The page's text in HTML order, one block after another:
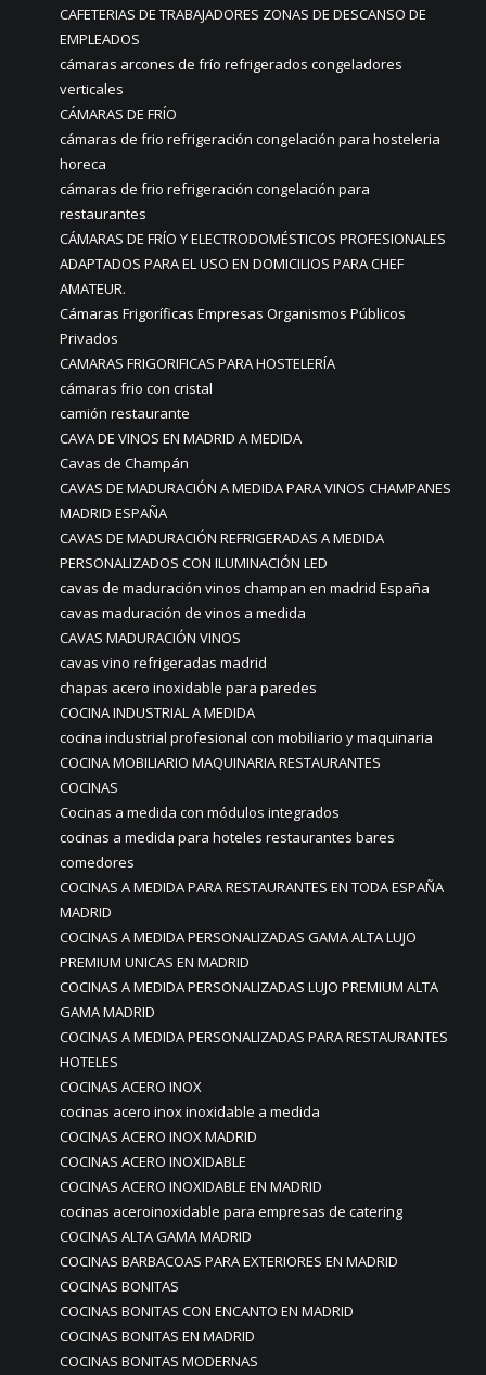
CAFETERIAS DE TRABAJADORES ZONAS DE DESCANSO DE
EMPLEADOS
cámaras arcones de frío refrigerados congeladores
verticales
CÁMARAS DE FRÍO
cámaras de frio refrigeración congelación para hosteleria
horeca
cámaras de frio refrigeración congelación para
restaurantes
CÁMARAS DE FRÍO Y ELECTRODOMÉSTICOS PROFESIONALES
ADAPTADOS PARA EL USO EN DOMICILIOS PARA CHEF
AMATEUR.
Cámaras Frigoríficas Empresas Organismos Públicos
Privados
CAMARAS FRIGORIFICAS PARA HOSTELERÍA
cámaras frio con cristal
camión restaurante
CAVA DE VINOS EN MADRID A MEDIDA
Cavas de Champán
CAVAS DE MADURACIÓN A MEDIDA PARA VINOS CHAMPANES
MADRID ESPAÑA
CAVAS DE MADURACIÓN REFRIGERADAS A MEDIDA
PERSONALIZADOS CON ILUMINACIÓN LED
cavas de maduración vinos champan en madrid España
cavas maduración de vinos a medida
CAVAS MADURACIÓN VINOS
cavas vino refrigeradas madrid
chapas acero inoxidable para paredes
COCINA INDUSTRIAL A MEDIDA
cocina industrial profesional con mobiliario y maquinaria
COCINA MOBILIARIO MAQUINARIA RESTAURANTES
COCINAS
Cocinas a medida con módulos integrados
cocinas a medida para hoteles restaurantes bares
comedores
COCINAS A MEDIDA PARA RESTAURANTES EN TODA ESPAÑA
MADRID
COCINAS A MEDIDA PERSONALIZADAS GAMA ALTA LUJO
PREMIUM UNICAS EN MADRID
COCINAS A MEDIDA PERSONALIZADAS LUJO PREMIUM ALTA
GAMA MADRID
COCINAS A MEDIDA PERSONALIZADAS PARA RESTAURANTES
HOTELES
COCINAS ACERO INOX
cocinas acero inox inoxidable a medida
COCINAS ACERO INOX MADRID
COCINAS ACERO INOXIDABLE
COCINAS ACERO INOXIDABLE EN MADRID
cocinas aceroinoxidable para empresas de catering
COCINAS ALTA GAMA MADRID
COCINAS BARBACOAS PARA EXTERIORES EN MADRID
COCINAS BONITAS
COCINAS BONITAS CON ENCANTO EN MADRID
COCINAS BONITAS EN MADRID
COCINAS BONITAS MODERNAS